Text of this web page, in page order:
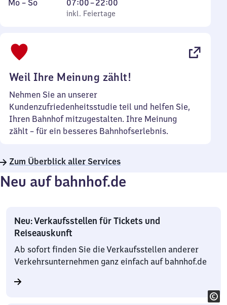
Montag
Mo – So,
inkl. Feiertage
07:00–22:00
Von
7
inkl. Feiertage
Weil Ihre Meinung zählt!
Nehmen Sie an unserer
Kundenzufriedenheitsstudie teil und helfen Sie,
Ihren Bahnhof mitzugestalten. Ihre Meinung
zählt – für ein besseres Bahnhofserlebnis.
Zum Überblick aller Services
Neu auf bahnhof.de
Neu: Verkaufsstellen für Tickets und
Reiseauskunft
Ab sofort finden Sie die Verkaufsstellen anderer
Verkehrsunternehmen ganz einfach auf bahnhof.de